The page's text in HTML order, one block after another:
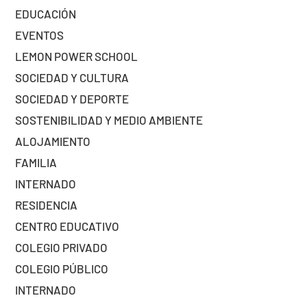
EDUCACIÓN
EVENTOS
LEMON POWER SCHOOL
SOCIEDAD Y CULTURA
SOCIEDAD Y DEPORTE
SOSTENIBILIDAD Y MEDIO AMBIENTE
ALOJAMIENTO
FAMILIA
INTERNADO
RESIDENCIA
CENTRO EDUCATIVO
COLEGIO PRIVADO
COLEGIO PÚBLICO
INTERNADO